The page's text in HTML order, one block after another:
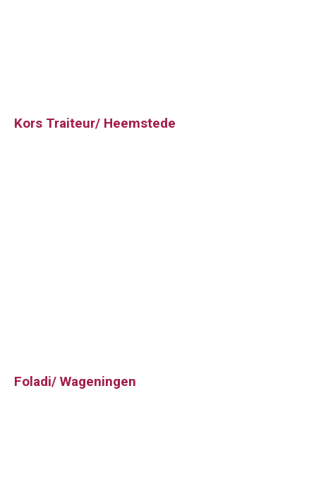
Kors Traiteur/ Heemstede
Foladi/ Wageningen